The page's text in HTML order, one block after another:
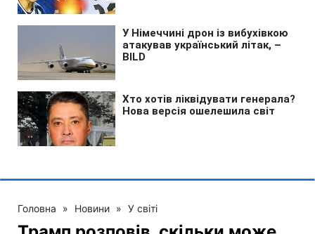
Головна » Новини » У світі